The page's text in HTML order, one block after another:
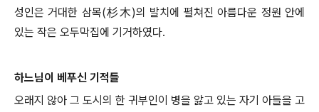
성인은 거대한 삼목(杉木)의 발치에 펼쳐진 아름다운 정원 안에
있는 작은 오두막집에 기거하였다.
하느님이 베푸신 기적들
오래지 않아 그 도시의 한 귀부인이 병을 앓고 있는 자기 아들을 고